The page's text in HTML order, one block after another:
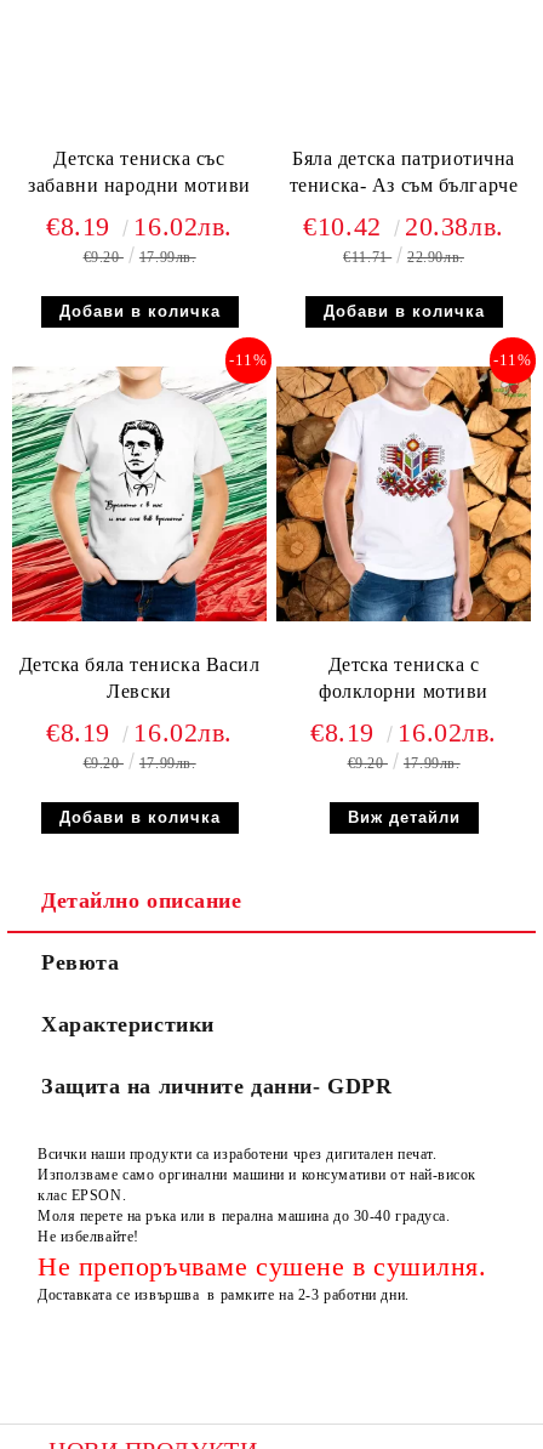
Детска тениска със
забавни народни мотиви
€8.19 16.02лв.
€9.20 17.99лв.
Бяла детска патриотична
тениска- Аз съм българче
€10.42 20.38лв.
€11.71 22.90лв.
Детска бяла тениска Васил
Левски
-11%
€8.19 16.02лв.
€9.20 17.99лв.
Детска тениска с
фолклорни мотиви
-11%
€8.19 16.02лв.
€9.20 17.99лв.
Виж детайли
Детайлно описание
Ревюта
Характеристики
Защита на личните данни- GDPR
Всички наши продукти са изработени чрез дигитален печат.
Използваме само оргинални машини и консумативи от най-висок
клас EPSON.
Моля перете на ръка или в перална машина до 30-40 градуса.
Не избелвайте!
Не препоръчваме сушене в сушилня.
Доставката се извършва в рамките на 2-3 работни дни.